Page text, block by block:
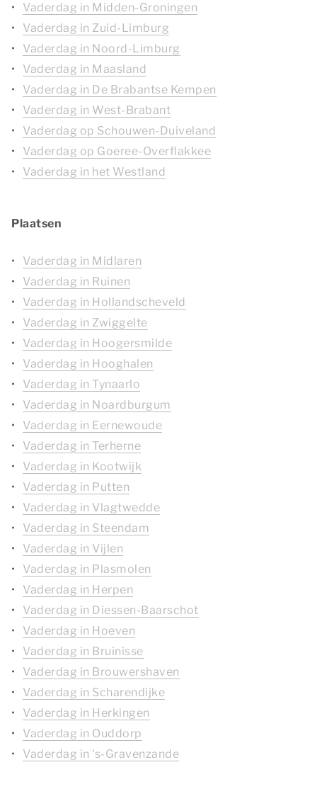
Vaderdag in Midden-Groningen
Vaderdag in Zuid-Limburg
Vaderdag in Noord-Limburg
Vaderdag in Maasland
Vaderdag in De Brabantse Kempen
Vaderdag in West-Brabant
Vaderdag op Schouwen-Duiveland
Vaderdag op Goeree-Overflakkee
Vaderdag in het Westland
Plaatsen
Vaderdag in Midlaren
Vaderdag in Ruinen
Vaderdag in Hollandscheveld
Vaderdag in Zwiggelte
Vaderdag in Hoogersmilde
Vaderdag in Hooghalen
Vaderdag in Tynaarlo
Vaderdag in Noardburgum
Vaderdag in Eernewoude
Vaderdag in Terherne
Vaderdag in Kootwijk
Vaderdag in Putten
Vaderdag in Vlagtwedde
Vaderdag in Steendam
Vaderdag in Vijlen
Vaderdag in Plasmolen
Vaderdag in Herpen
Vaderdag in Diessen-Baarschot
Vaderdag in Hoeven
Vaderdag in Bruinisse
Vaderdag in Brouwershaven
Vaderdag in Scharendijke
Vaderdag in Herkingen
Vaderdag in Ouddorp
Vaderdag in 's-Gravenzande